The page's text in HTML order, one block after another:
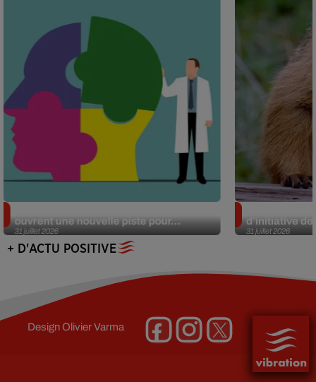
31 juillet 2026
ouvrent une nouvelle piste pour...
31 juillet 2026
d’initiative
+ D'ACTU POSITIVE
DesignOlivier Varma